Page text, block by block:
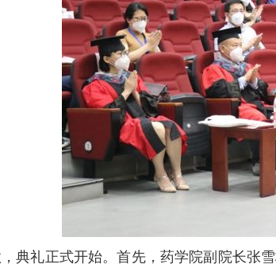
礼正式开始。首先，药学院副院长张